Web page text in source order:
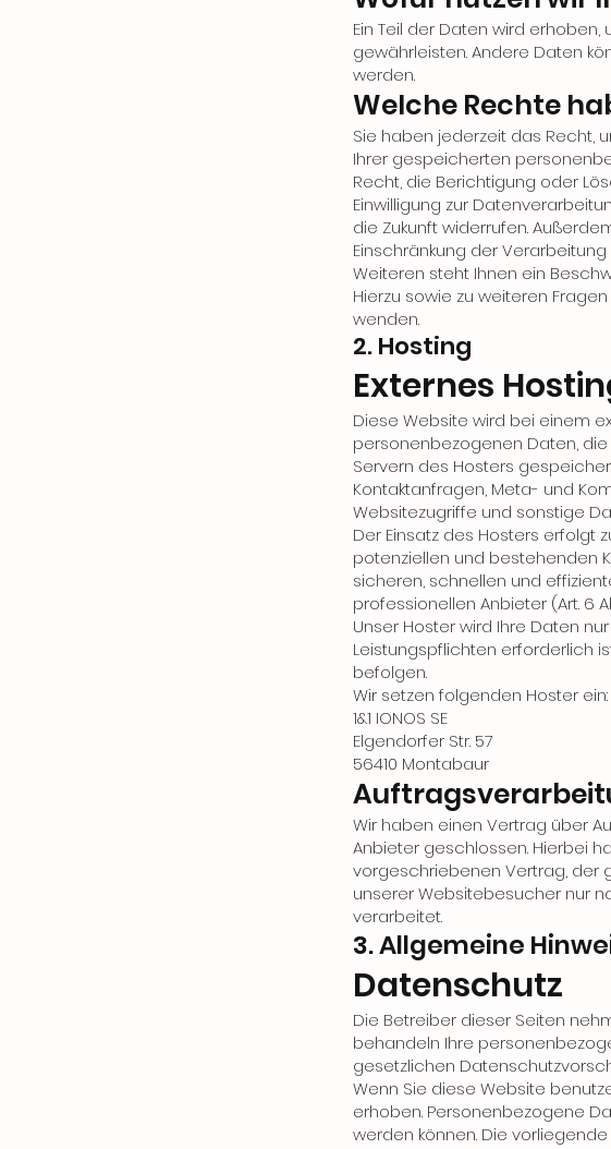
Ein Teil der Daten wird
gewährleisten. Andere Daten
werden.
Welche Rechte
Sie haben jederzeit das Recht,
Ihrer gespeicherten
Recht, die Berichtigung oder
Einwilligung zur
die Zukunft widerrufen.
Einschränkung der
Weiteren steht Ihnen ein
Hierzu sowie zu weiteren
wenden.
2. Hosting
Externes
Diese Website wird bei einem
personenbezogenen Daten,
Servern des Hosters
Kontaktanfragen, Meta- und
Websitezugriffe und sonstige
Der Einsatz des Hosters erfolgt
potenziellen und bestehenden
sicheren, schnellen und
professionellen Anbieter (Art. 6
Unser Hoster wird Ihre Daten
Leistungspflichten erforderlich
befolgen.
Wir setzen folgenden Hoster ein:
1&1 IONOS SE
Elgendorfer Str. 57
56410 Montabaur
Wir haben einen Vertrag über
Anbieter geschlossen. Hierbei
vorgeschriebenen Vertrag, der
unserer Websitebesucher nur
verarbeitet.
3. Allgemeine
Datenschutz
Die Betreiber dieser Seiten
behandeln Ihre
gesetzlichen
Wenn Sie diese Website
erhoben. Personenbezogene
werden können. Die